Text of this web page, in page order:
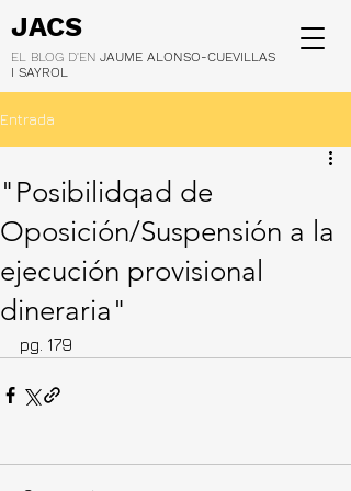
JACS
EL BLOG D'EN JAUME ALONSO-CUEVILLAS
I SAYROL
Entrada
"Posibilidqad de
Oposición/Suspensión a la
ejecución provisional
dineraria"
pg. 179